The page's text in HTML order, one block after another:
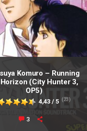
Komuro – Running
(City Hunter 3,
OP5)
4,43 / 5 (23)
3